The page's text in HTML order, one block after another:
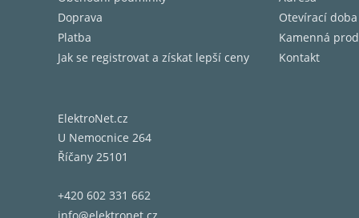
Doprava
Platba
Jak se registrovat a získat lepší ceny
Otevírací doba
Kamenná
Kontakt
ElektroNet.cz
U Nemocnice 264
Říčany 25101
+420 602 331 662